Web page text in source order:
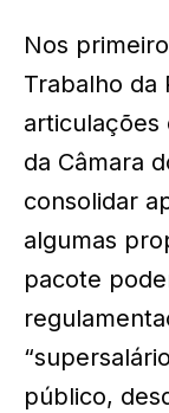
Nos
Trabalho da
articulações
da Câmara
consolidar
algumas
pacote
público,